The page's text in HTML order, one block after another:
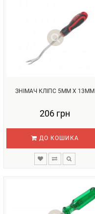
ЗНІМАЧ КЛІПС 5ММ Х 13ММ
206 грн
ДО КОШИКА